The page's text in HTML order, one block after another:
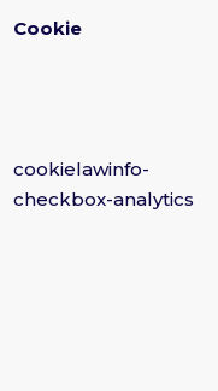
Cookie
cookielawinfo-
checkbox-analytics